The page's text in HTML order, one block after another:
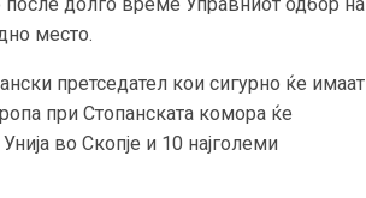
долго време Управниот одбор на
место.
претседател кои сигурно ќе имаат
при Стопанската комора ќе
во Скопје и 10 најголеми